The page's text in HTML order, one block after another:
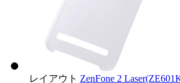
レイアウト ZenFone 2